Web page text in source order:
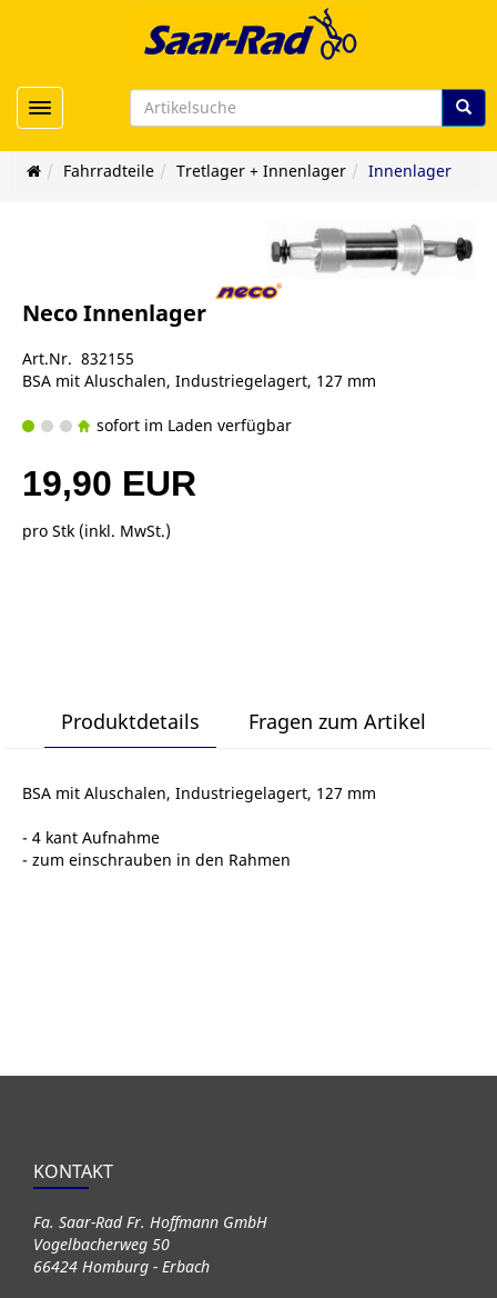
Toggle navigation
Fahrradteile Tretlager + Innenlager Innenlager
Neco Innenlager
Art.Nr. 832155
BSA mit Aluschalen, Industriegelagert, 127 mm
sofort im Laden verfügbar
19,90 EUR
pro Stk (inkl. MwSt.)
Produktdetails Fragen zum Artikel
BSA mit Aluschalen, Industriegelagert, 127 mm
- 4 kant Aufnahme
- zum einschrauben in den Rahmen
KONTAKT
Fa. Saar-Rad Fr. Hoffmann GmbH
Vogelbacherweg 50
66424 Homburg - Erbach